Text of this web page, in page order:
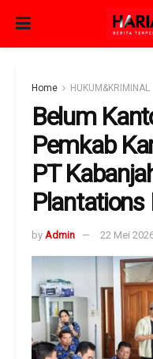
Home HUKUM&KRIMINAL
Belum
Pemkab
PT
Plantations
by Admin 22 Mei